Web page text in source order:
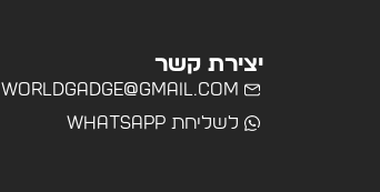
יצירת קשר
worldgadge@gmail.com
לשליחת WhatsApp